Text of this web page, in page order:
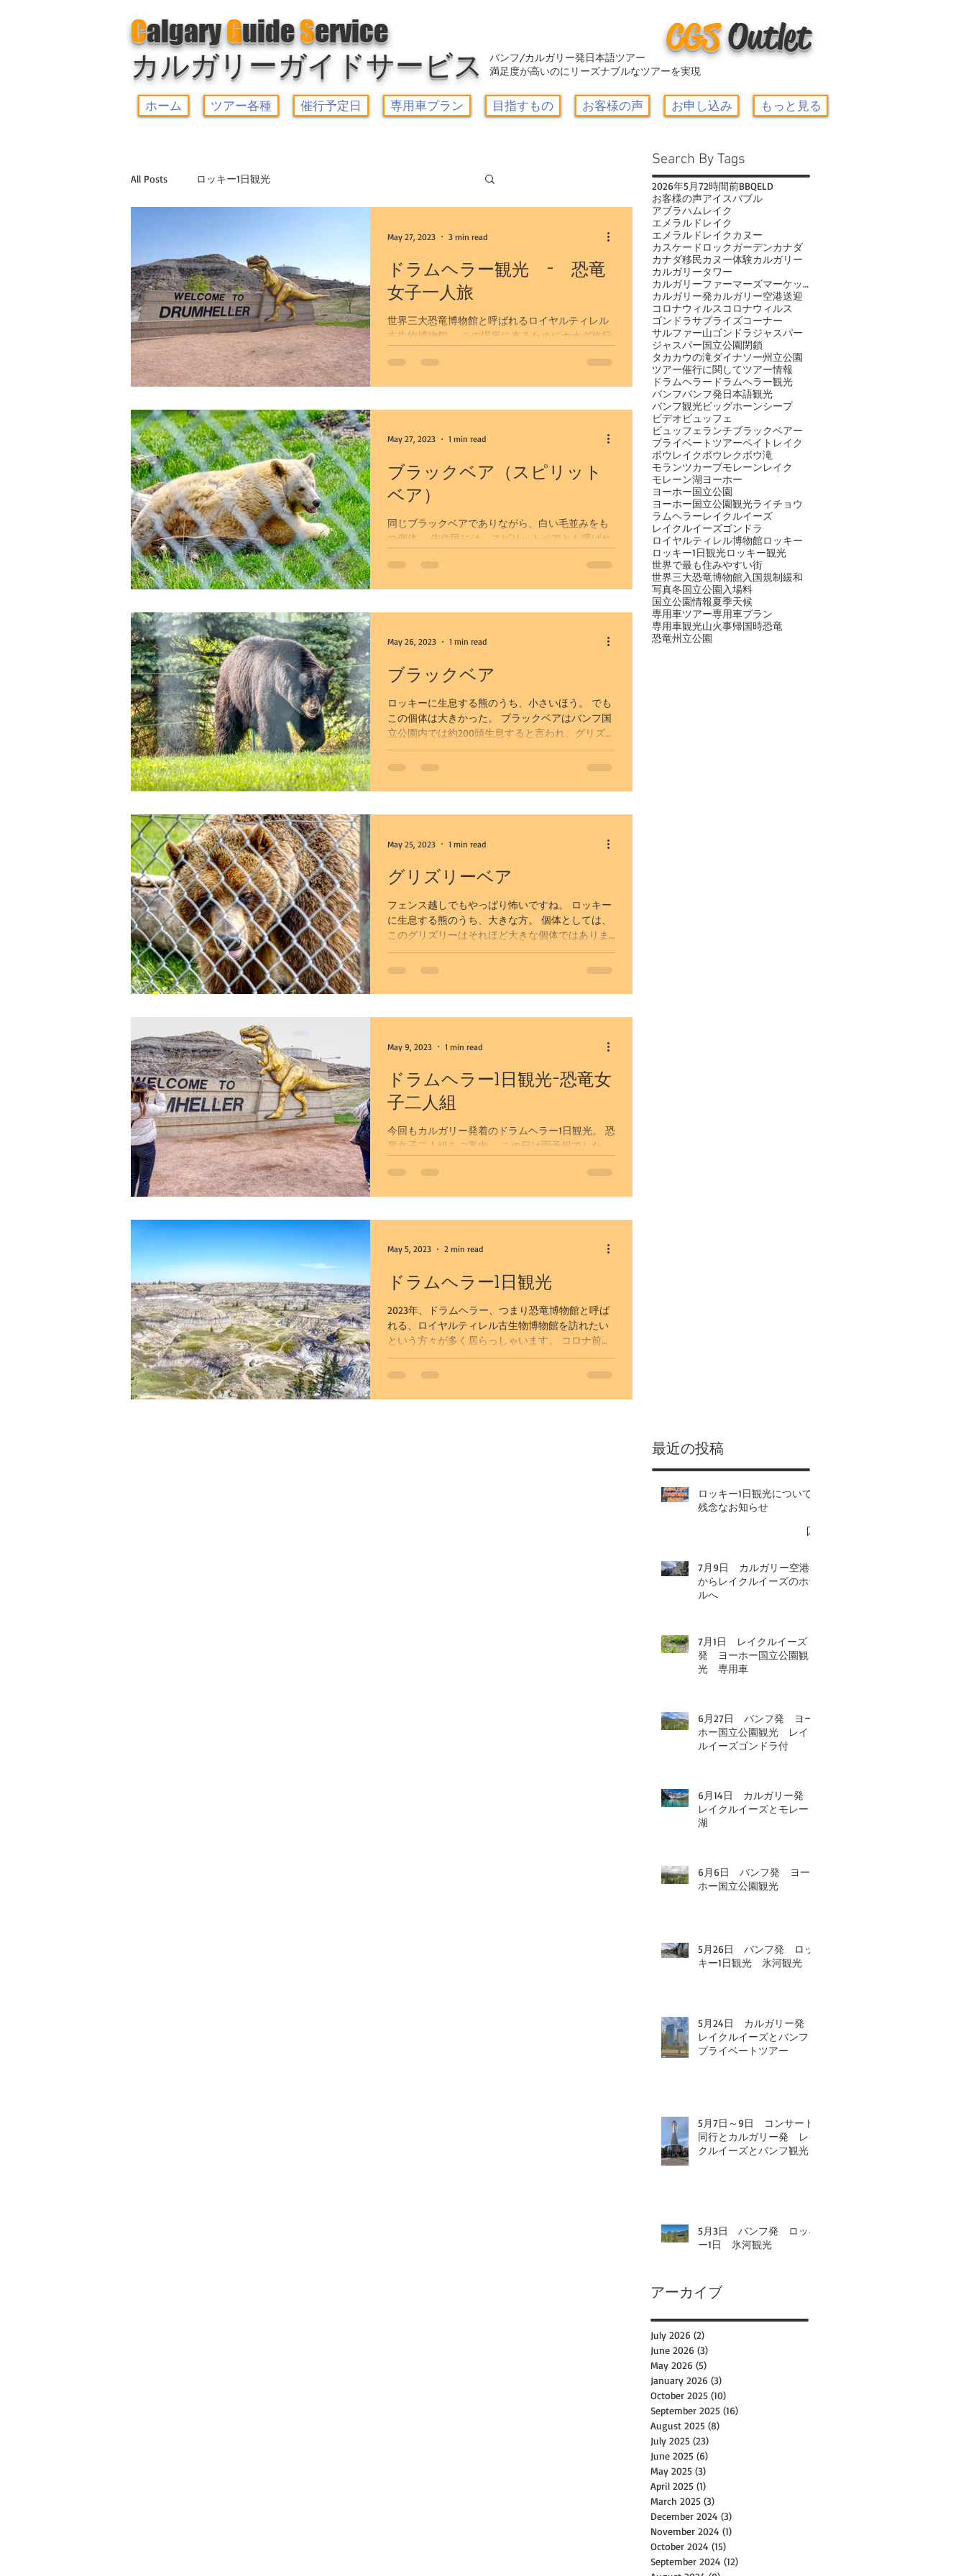
CalgaryGuideService
カルガリーガイドサービス
CGSOutlet
バンフ/カルガリー発日本語ツアー
満足度が高いのにリーズナブルなツアーを実現
ホーム ツアー各種 催行予定日 専用車プラン 目指すもの お客様の声 お申し込み もっと見る
All Posts ロッキー1日観光
ゆったり5大湖観光 ドラムヘラー1日観光
カナナスキス乗馬とカウボーイランチ サイト更新
カルガリー発観光 お客様の声 アイスバブル
ワイナリーツアー 恐竜州立公園
オリジナルツアー（専用車） カルガリー自然探訪
カルガリー発レイクルイーズとバンフ観光（冬）
カルガリー空港送迎+バンフ観光
カルガリー発 レイクルイーズとモレーン湖 専用車プラン
カルガリー空港送迎
ドラムヘラー観光 - 恐竜
女子一人旅
世界三大恐竜博物館と呼ばれるロイヤルティレル
古生物博物館。 この場所に来るためにカナダ旅行
内。 恐竜女子歴は浅いらしく、ちょっとしたきっ
ン。...
May 27, 2023 3 min read
ブラックベア（スピリット
ベア）
同じブラックベアでありながら、白い毛並みをも
つ個体。 先住民には、スピリットベアとも呼ばれ
体が生まれることがあるとか。 カナダの太平洋岸
May 27, 2023 1 min read
ブラックベア
ロッキーに生息する熊のうち、小さいほう。 でも
この個体は大きかった。 ブラックベアはバンフ国
立公園内では約200頭生息すると言われ、グリズリ
ーベアよりは目撃情報が得やすい熊でもあります
が、ここ10年位、国立公園内の交通量の激増によ
May 26, 2023 1 min read
グリズリーベア
フェンス越しでもやっぱり怖いですね。 ロッキー
に生息する熊のうち、大きな方。 個体としては、
このグリズリーはそれほど大きな個体ではありま
せんでしたが、それでもグリズリーの骨格などを
見ると怖く感じました。 日本のヒグマは、ブラッ
北米...
May 25, 2023 1 min read
ドラムヘラー1日観光-恐竜女
子二人組
今回もカルガリー発着のドラムヘラー1日観光。 恐
竜女子二人組をご案内。 この日は雨予報でした
ダの景色とは思えない景色に、暫く見入っていら
May 9, 2023 1 min read
ドラムヘラー1日観光
2023年、ドラムヘラー、つまり恐竜博物館と呼ば
れる、ロイヤルティレル古生物博物館を訪れたい
という方々が多く居らっしゃいます。 コロナ前、1
年で数組の方からのご希望を受けますが、今年は
既に6組程の予約が確定しております。...
May 5, 2023 2 min read
Search By Tags
2026年5月72時間前BBQELD
お客様の声アイスバブル
アブラハムレイク
エメラルドレイク
エメラルドレイクカヌー
カスケードロックガーデンカナダ
カナダ移民カヌー体験カルガリー
カルガリータワー
カルガリーファーマーズマーケット
カルガリー発カルガリー空港送迎
コロナウィルス コロナウィルス
ゴンドラサプライズコーナー
サルファー山ゴンドラジャスパー
ジャスパー国立公園閉鎖
タカカウの滝ダイナソー州立公園
ツアー催行に関してツアー情報
ドラムヘラー ドラムヘラー観光
バンフバンフ発日本語観光
バンフ観光ビッグホーンシープ
ビデオビュッフェ
ビュッフェランチブラックベアー
プライベートツアーペイトレイク
ボウレイクボウレクボウ滝
モランツカーブモレーンレイク
モレーン湖ヨーホー
ヨーホー国立公園
ヨーホー国立公園観光ライチョウ
ラムヘラーレイクルイーズ
レイクルイーズゴンドラ
ロイヤルティレル博物館ロッキー
ロッキー1日観光ロッキー観光
世界で最も住みやすい街
世界三大恐竜博物館入国規制緩和
写真冬国立公園入場料
国立公園情報夏季天候
専用車ツアー専用車プラン
専用車観光山火事帰国時恐竜
恐竜州立公園
​最近の投稿
ロッキー1日観光について-
残念なお知らせ
7月9日 カルガリー空港
からレイクルイーズのホテ
ルへ
7月1日 レイクルイーズ
発 ヨーホー国立公園観
光 専用車
6月27日 バンフ発 ヨー
ホー国立公園観光 レイク
ルイーズゴンドラ付
6月14日 カルガリー発
レイクルイーズとモレーン
湖
6月6日 バンフ発 ヨー
ホー国立公園観光
5月26日 バンフ発 ロッ
キー1日観光 氷河観光
5月24日 カルガリー発
レイクルイーズとバンフ
プライベートツアー
5月7日～9日 コンサート
同行とカルガリー発 レイ
クルイーズとバンフ観光
5月3日 バンフ発 ロッキ
ー1日 氷河観光
アーカイブ
July 2026 (2)
June 2026 (3)
May 2026 (5)
January 2026 (3)
October 2025 (10)
September 2025 (16)
August 2025 (8)
July 2025 (23)
June 2025 (6)
May 2025 (3)
April 2025 (1)
March 2025 (3)
December 2024 (3)
November 2024 (1)
October 2024 (15)
September 2024 (12)